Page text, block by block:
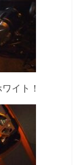
イト！